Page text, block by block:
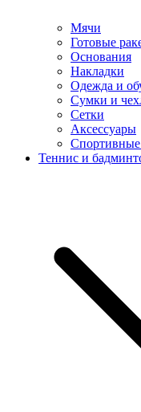
Мячи
Готовые
Основания
Накладки
Одежда и
Сумки и
Сетки
Аксессуары
Теннис и